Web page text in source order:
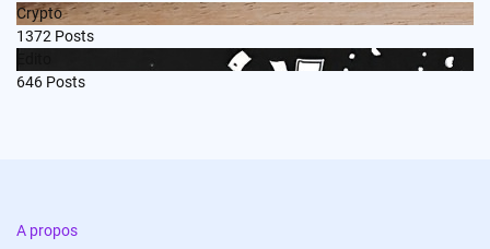
Crypto
1372 Posts
646 Posts
A propos